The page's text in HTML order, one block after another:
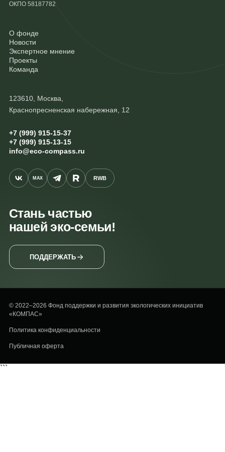
ОКПО 58187782
О фонде
Новости
Экспертное мнение
Проекты
Команда
123610, Москва,
Краснопресненская набережная, 12
+7 (999) 915-15-37
+7 (999) 915-13-15
info@eco-compass.ru
MAX RWB
Стань частью
нашей эко-семьи!
ПОДДЕРЖАТЬ
© 2022–2026 Фонд поддержки и развития экологических инициатив
«КОМПАС»
Политика конфиденциальности
Публичная оферта
```